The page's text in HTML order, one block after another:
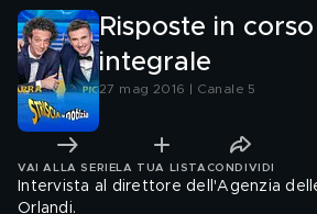
Risposte in
integrale
27 mag 2016 | Canale 5
VAI ALLA SERIE LA TUA LISTA CONDIVIDI
Intervista al direttore dell'Agenzia
Orlandi.